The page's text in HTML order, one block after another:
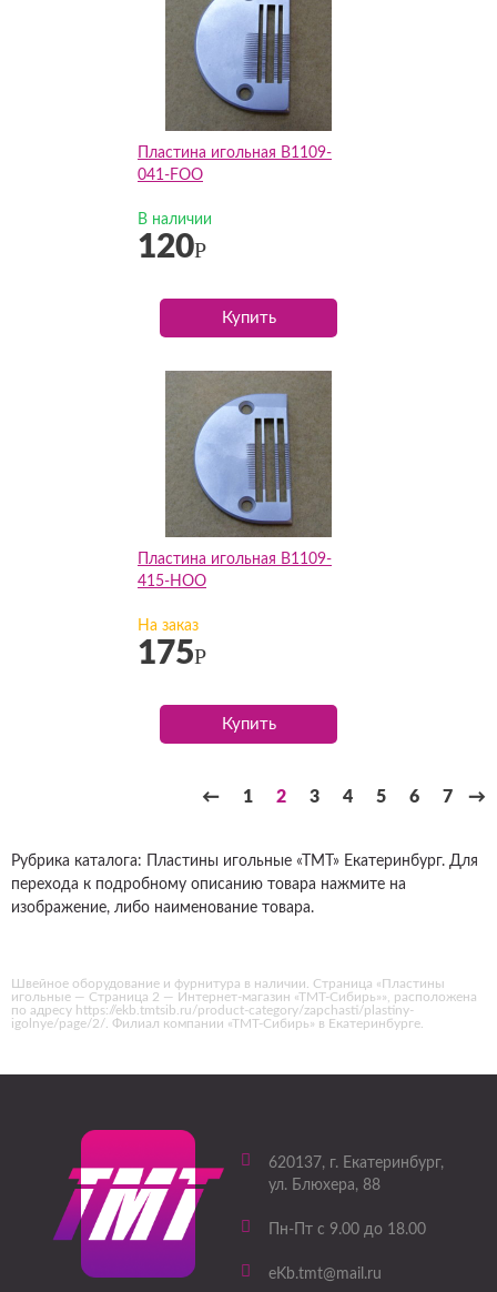
Пластина игольная B1109-
041-FOO
В наличии
120Р
Купить
Пластина игольная B1109-
415-HOO
На заказ
175Р
Купить
← 1 2 3 4 5 6 7 →
Рубрика каталога: Пластины игольные «ТМТ» Екатеринбург. Для
перехода к подробному описанию товара нажмите на
изображение, либо наименование товара.
Швейное оборудование и фурнитура в наличии. Страница «Пластины
игольные — Страница 2 — Интернет-магазин «ТМТ-Сибирь»», расположена
по адресу https://ekb.tmtsib.ru/product-category/zapchasti/plastiny-
igolnye/page/2/. Филиал компании «ТМТ-Сибирь» в Екатеринбурге.
620137, г. Екатеринбург,
ул. Блюхера, 88
Пн-Пт с 9.00 до 18.00
eKb.tmt@mail.ru